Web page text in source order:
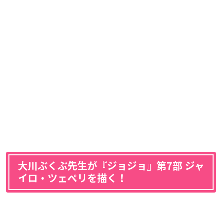
大川ぶくぶ先生が『ジョジョ』第7部 ジャ
イロ・ツェペリを描く！